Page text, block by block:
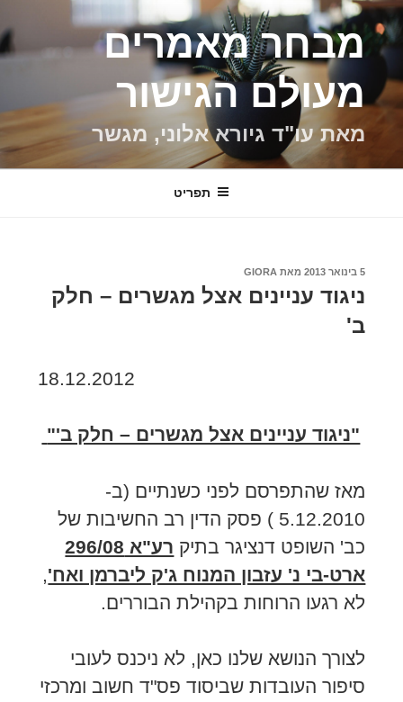
דילוג
לתוכןמבחר מאמרים
מעולם הגישור
מאת עו"ד גיורא אלוני, מגשר
תפריט
פורסם
5 בינואר 2013 מאת GIORA
ניגוד עניינים אצל מגשרים – חלק
ב'
18.12.2012
"ניגוד עניינים אצל מגשרים – חלק ב'"
מאז שהתפרסם לפני כשנתיים (ב-
5.12.2010 ) פסק הדין רב החשיבות של
כב' השופט דנציגר בתיק
רע"א 296/08
ארט-בי נ' עזבון המנוח ג'ק ליברמן ואח'
לא רגעו הרוחות בקהילת הבוררים.
לצורך הנושא שלנו כאן, לא ניכנס לעובי
סיפור העובדות שביסוד פס"ד חשוב ומרכזי